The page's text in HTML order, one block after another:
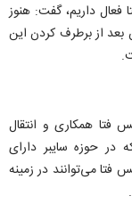
همیار پلیس فتا فعال داریم، گفت: هنوز
بعد از برطرف کردن این
فتا همکاری و انتقال
حوزه سایبر دارای
می‌توانند در زمینه